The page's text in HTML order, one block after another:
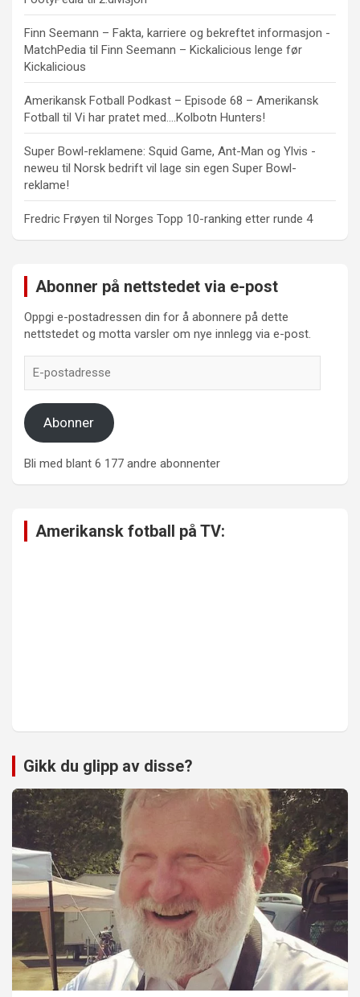
Finn Seemann – Fakta, karriere og bekreftet informasjon -
MatchPedia til Finn Seemann – Kickalicious lenge før
Kickalicious
Amerikansk Fotball Podkast – Episode 68 – Amerikansk
Fotball til Vi har pratet med….Kolbotn Hunters!
Super Bowl-reklamene: Squid Game, Ant-Man og Ylvis -
neweu til Norsk bedrift vil lage sin egen Super Bowl-
reklame!
Fredric Frøyen til Norges Topp 10-ranking etter runde 4
Abonner på nettstedet via e-post
Oppgi e-postadressen din for å abonnere på dette
nettstedet og motta varsler om nye innlegg via e-post.
postadresse
Abonner
Bli med blant 6 177 andre abonnenter
Amerikansk fotball på TV:
Gikk du glipp av disse?